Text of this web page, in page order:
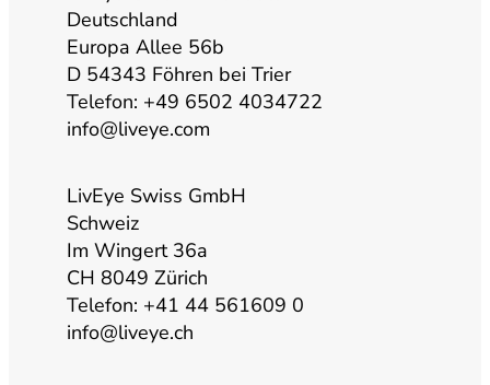
b
g
Deutschland
Europa Allee 56b
D 54343 Föhren bei Trier
Telefon: +49 6502 4034722
info@liveye.com
LivEye Swiss GmbH
Schweiz
Im Wingert 36a
CH 8049 Zürich
Telefon: +41 44 561609 0
info@liveye.ch